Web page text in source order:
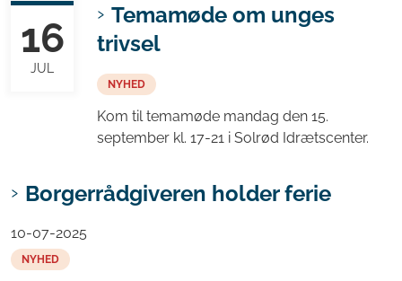
Temamøde om unges
trivsel
16
JUL
NYHED
Kom til temamøde mandag den 15.
september kl. 17-21 i Solrød Idrætscenter.
Borgerrådgiveren holder ferie
10-07-2025
NYHED